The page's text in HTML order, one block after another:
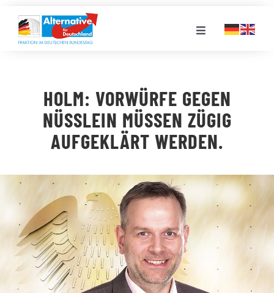
Inhalt
springen
Toggle
LANDESGRUPPEN
VERANSTALTUNGEN
PRESSE
STELLENPORTAL
MEDIATHEK
HOLM: VORWÜRFE GEGEN
NÜSSLEIN MÜSSEN ZÜGIG A
UFGEKLÄRT WERDEN.